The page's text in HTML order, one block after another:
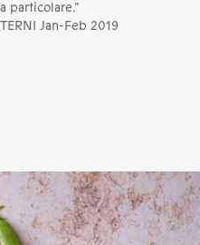
particolare.”
Jan-Feb 2019